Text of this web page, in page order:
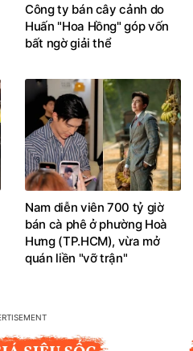
Công ty bán cây cảnh do
Huấn "Hoa Hồng" góp vốn
bất ngờ giải thể
Nam diễn viên 700 tỷ giờ
bán cà phê ở phường Hoà
Hưng (TP.HCM), vừa mở
quán liền "vỡ trận"